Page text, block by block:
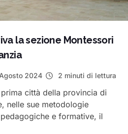
la sezione Montessori
2024 2 minuti di lettura
città della provincia di
nelle sue metodologie
e formative, il